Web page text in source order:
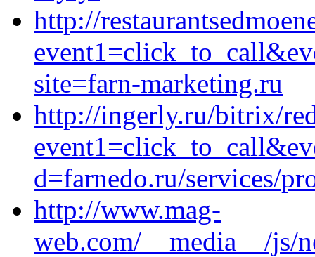
http://
site=farn-marketing.ru
http://ingerly.ru/bitrix/
d=farnedo.ru/services/
http://www.mag-
web.com/__media__/js/